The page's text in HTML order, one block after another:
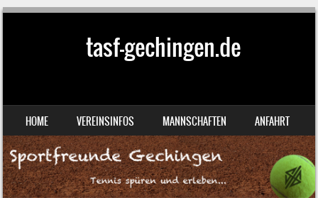
tasf-gechingen.de
MENU
SKIP TO CONTENT
HOME VEREINSINFOS MANNSCHAFTEN ANFAHRT